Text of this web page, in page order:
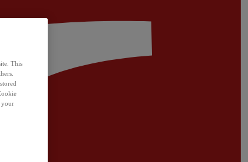
This
your